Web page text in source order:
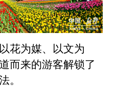
花为媒、以文为
而来的游客解锁了
。